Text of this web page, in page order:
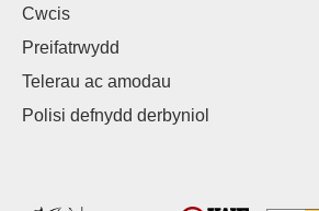
Cwcis
Preifatrwydd
Telerau ac amodau
Polisi defnydd derbyniol